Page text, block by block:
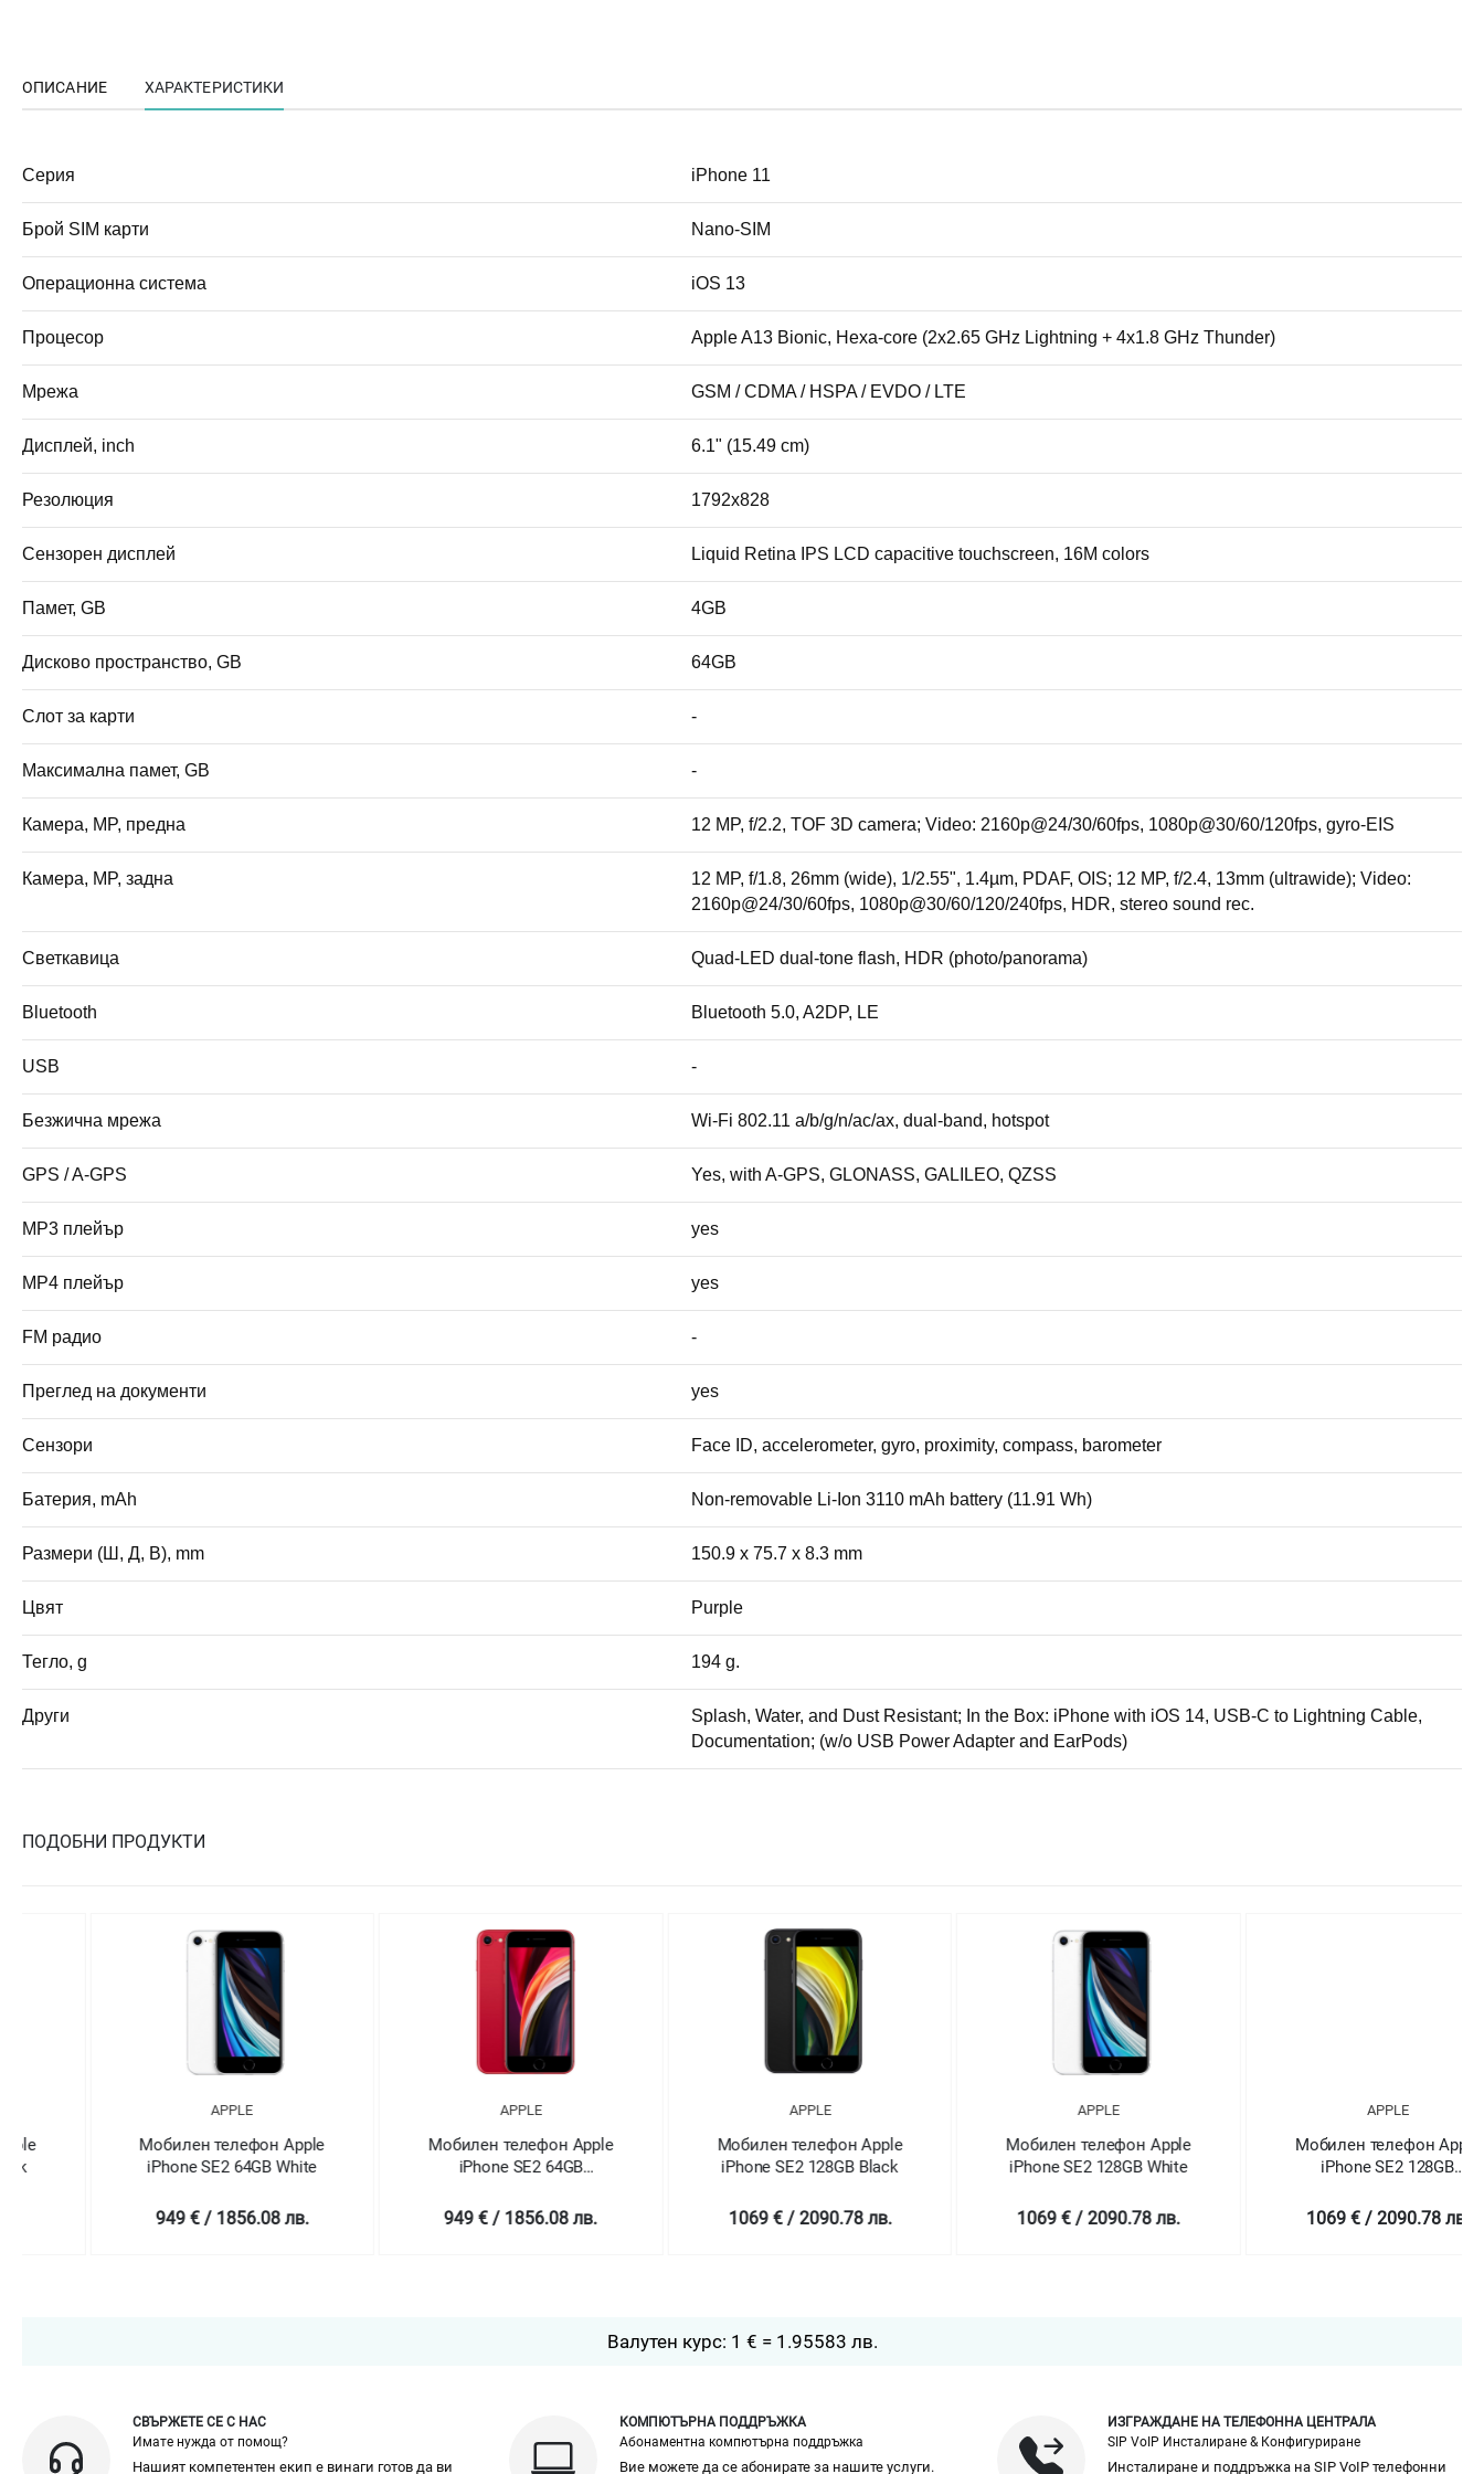
ОПИСАНИЕ ХАРАКТЕРИСТИКИ
Серия iPhone 11
Брой SIM карти Nano-SIM
Операционна система iOS 13
Процесор Apple A13 Bionic, Hexa-core (2x2.65 GHz Lightning + 4x1.8 GHz Thunder)
Мрежа GSM / CDMA / HSPA / EVDO / LTE
Дисплей, inch 6.1" (15.49 cm)
Резолюция 1792x828
Сензорен дисплей Liquid Retina IPS LCD capacitive touchscreen, 16M colors
Памет, GB 4GB
Дисково пространство, GB 64GB
Слот за карти -
Максимална памет, GB -
Камера, MP, предна 12 MP, f/2.2, TOF 3D camera; Video: 2160p@24/30/60fps, 1080p@30/60/120fps, gyro-EIS
Камера, MP, задна
12 MP, f/1.8, 26mm (wide), 1/2.55", 1.4µm, PDAF, OIS; 12 MP, f/2.4, 13mm (ultrawide); Video:
2160p@24/30/60fps, 1080p@30/60/120/240fps, HDR, stereo sound rec.
Светкавица Quad-LED dual-tone flash, HDR (photo/panorama)
Bluetooth Bluetooth 5.0, A2DP, LE
USB -
Безжична мрежа Wi-Fi 802.11 a/b/g/n/ac/ax, dual-band, hotspot
GPS / A-GPS Yes, with A-GPS, GLONASS, GALILEO, QZSS
MP3 плейър yes
MP4 плейър yes
FM радио -
Преглед на документи yes
Сензори Face ID, accelerometer, gyro, proximity, compass, barometer
Батерия, mAh Non-removable Li-Ion 3110 mAh battery (11.91 Wh)
Размери (Ш, Д, В), mm 150.9 x 75.7 x 8.3 mm
Цвят Purple
Тегло, g 194 g.
Други
Splash, Water, and Dust Resistant; In the Box: iPhone with iOS 14, USB-C to Lightning Cable,
Documentation; (w/o USB Power Adapter and EarPods)
ПОДОБНИ ПРОДУКТИ
Мобилен телефон Apple
iPhone SE2 64GB White
949 € / 1856.08 лв.
Мобилен телефон Apple
iPhone SE2 64GB
949 € / 1856.08 лв.
Мобилен телефон Apple
iPhone SE2 128GB Black
1069 € / 2090.78 лв.
Мобилен телефон Apple
iPhone SE2 128GB White
1069 € / 2090.78 лв.
Мобилен телефон Apple
iPhone SE2 128GB
1069 € / 2090.78 лв.
Валутен курс: 1 € = 1.95583 лв.
СВЪРЖЕТЕ СЕ С НАС
Имате нужда от помощ?
Нашият компетентен екип е винаги готов да ви
КОМПЮТЪРНА ПОДДРЪЖКА
Абонаментна компютърна поддръжка
Вие можете да се абонирате за нашите услуги.
ИЗГРАЖДАНЕ НА ТЕЛЕФОННА ЦЕНТРАЛА
SIP VoIP Инсталиране & Конфигуриране
Инсталиране и поддръжка на SIP VoIP телефонни